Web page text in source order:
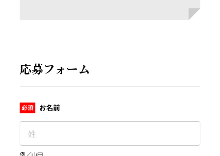
応募フォーム
お名前
例／山田